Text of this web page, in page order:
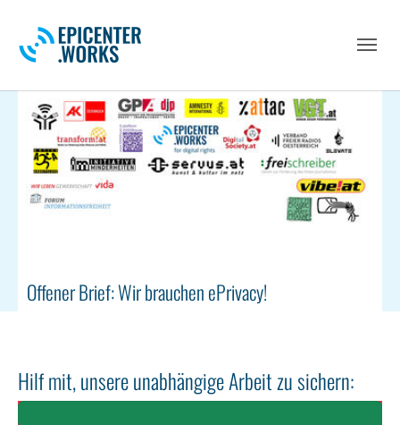
Offener Brief: Wir brauchen ePrivacy!
Hilf mit, unsere unabhängige Arbeit zu sichern: